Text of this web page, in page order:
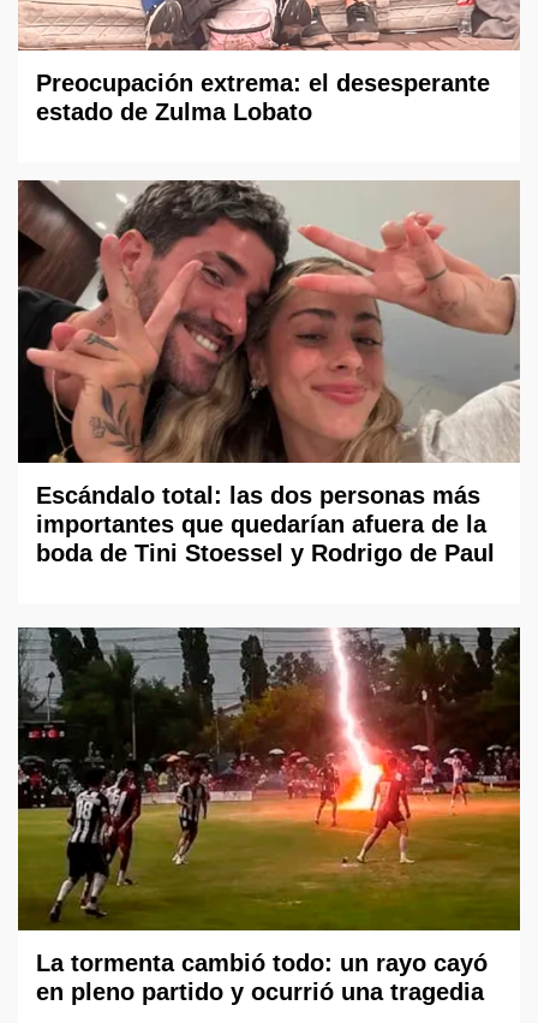
Preocupación extrema: el desesperante
estado de Zulma Lobato
Escándalo total: las dos personas más
importantes que quedarían afuera de la
boda de Tini Stoessel y Rodrigo de Paul
La tormenta cambió todo: un rayo cayó
en pleno partido y ocurrió una tragedia